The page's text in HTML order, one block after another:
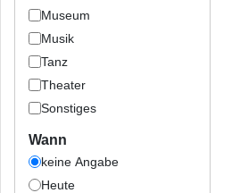
Museum
Musik
Tanz
Theater
Sonstiges
Wann
keine Angabe
Heute